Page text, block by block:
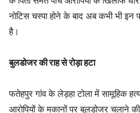
नोटिस चस्पा होने के बाद अब कभी भी इन
है।
बुलडोजर की राह से रोड़ा हटा
फतेहपुर गांव के लेड़हा टोला में सामूहिक
आरोपियों के मकानों पर बुलडोजर चलाने की